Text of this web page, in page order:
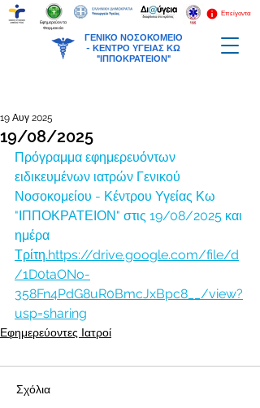
ΓΕΝΙΚΟ ΝΟΣΟΚΟΜΕΙΟ
- ΚΕΝΤΡΟ ΥΓΕΙΑΣ ΚΩ
"ΙΠΠΟΚΡΑΤΕΙΟΝ"
Επείγοντα
Εφημερεύοντα
Φαρμακεία
19/08/2025
19 Αυγ 2025
Πρόγραμμα εφημερευόντων
ειδικευμένων ιατρών Γενικού
Νοσοκομείου - Κέντρου Υγείας Κω
"ΙΠΠΟΚΡΑΤΕΙΟΝ" στις 19/08/2025 και
ημέρα
Τρίτη.https://drive.google.com/file/d
/1D0taONo-
358Fn4PdG8uR0BmcJxBpc8__/view?
usp=sharing
Εφημερεύοντες Ιατροί
Σχόλια